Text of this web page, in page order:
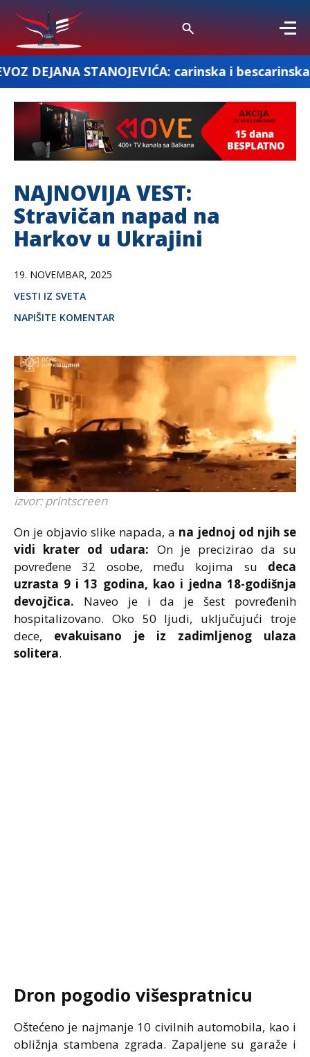
STANOJEVIĆA: carinska i bescarinska roba
NAJNOVIJA VEST:
Stravičan napad na
Harkov u Ukrajini
19. NOVEMBAR, 2025
VESTI IZ SVETA
NAPIŠITE KOMENTAR
izvor: printscreen
On je objavio slike napada, a na jednoj od njih se
vidi krater od udara: On je precizirao da su
povređene 32 osobe, među kojima su deca
uzrasta 9 i 13 godina, kao i jedna 18-godišnja
devojčica. Naveo je i da je šest povređenih
hospitalizovano. Oko 50 ljudi, uključujući troje
dece, evakuisano je iz zadimljenog ulaza
solitera.
Dron pogodio višespratnicu
Oštećeno je najmanje 10 civilnih automobila, kao i
obližnja stambena zgrada. Zapaljene su garaže i